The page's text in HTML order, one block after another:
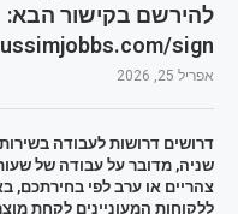
להירשם בקישור הבא:
sign/
אפריל 25, 2026
שניה, מדובר על עבודה של
צהריים או ערב לפי בחירתכם,